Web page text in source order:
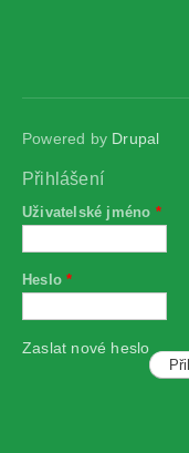
Powered by Drupal
Přihlášení
Uživatelské jméno *
Heslo*
Zaslat nové heslo